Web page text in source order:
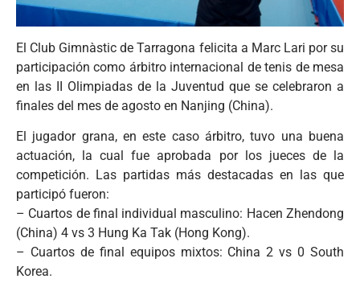
El Club Gimnàstic de Tarragona felicita a Marc Lari por su
participación como árbitro internacional de tenis de mesa
en las II Olimpiadas de la Juventud que se celebraron a
finales del mes de agosto en Nanjing (China).
El jugador grana, en este caso árbitro, tuvo una buena
actuación, la cual fue aprobada por los jueces de la
competición. Las partidas más destacadas en las que
participó fueron:
– Cuartos de final individual masculino: Hacen Zhendong
(China) 4 vs 3 Hung Ka Tak (Hong Kong).
– Cuartos de final equipos mixtos: China 2 vs 0 South
Korea.